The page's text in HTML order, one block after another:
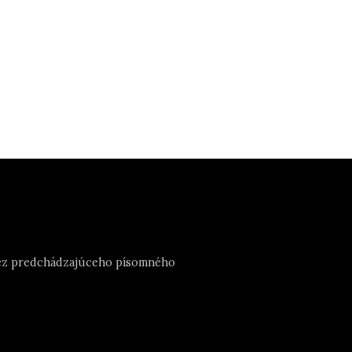
predchádzajúceho písomného